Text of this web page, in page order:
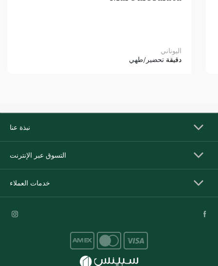
اليوناني
دقيقة تحضير/طهي
نبذة عنا
التسوق عبر الإنترنت
خدمات العملاء